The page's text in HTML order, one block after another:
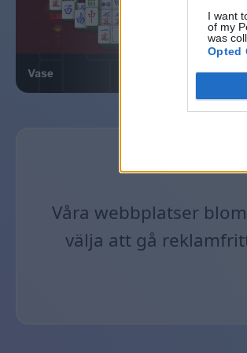
I want
of my
was
Opted
Våra webbplatser
välja att gå